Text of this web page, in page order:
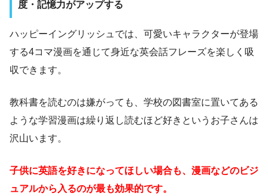
度・記憶力がアップする
ハッピーイングリッシュでは、可愛いキャラクターが登場
する4コマ漫画を通じて身近な英会話フレーズを楽しく吸
収できます。
教科書を読むのは嫌がっても、学校の図書室に置いてある
ような学習漫画は繰り返し読むほど好きというお子さんは
沢山います。
子供に英語を好きになってほしい場合も、漫画などのビジ
ュアルから入るのが最も効果的です。